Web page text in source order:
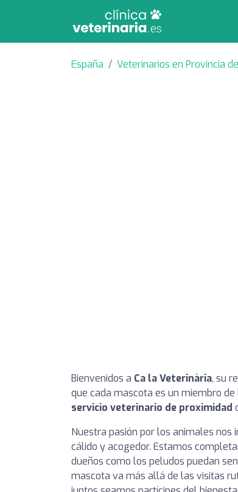
España Veterinarios en Provincia
Bienvenidos a Ca la Veterinària, su
que cada mascota es un miembro
servicio veterinario de proximidad
Nuestra pasión por los animales
cálido y acogedor. Estamos
dueños como los peludos puedan
mascota va más allá de las visitas